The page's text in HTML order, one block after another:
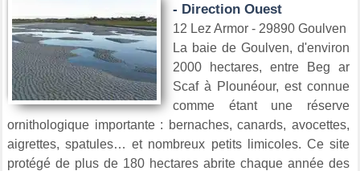
- Direction Ouest
12 Lez Armor - 29890 Goulven
La baie de Goulven, d'environ
2000 hectares, entre Beg ar
Scaf à Plounéour, est connue
comme étant une réserve
ornithologique importante : bernaches, canards, avocettes,
aigrettes, spatules… et nombreux petits limicoles. Ce site
protégé de plus de 180 hectares abrite chaque année des